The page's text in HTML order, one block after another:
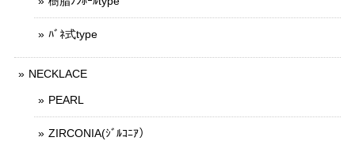
ﾊﾞﾈ式type
NECKLACE
PEARL
ZIRCONIA(ｼﾞﾙｺﾆｱ）